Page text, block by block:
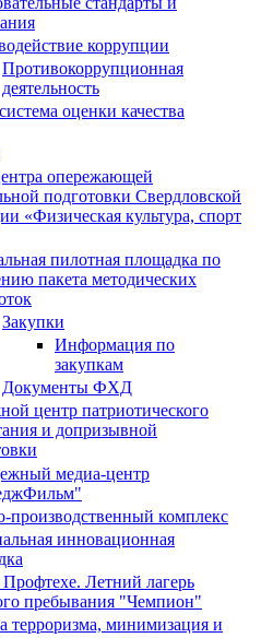
коррупции
Противокоррупционная
деятельность
оценки качества
опережающей
подготовки Свердловской
«Физическая культура, спорт
пилотная площадка по
пакета методических
Закупки
Информация по
закупкам
Документы ФХД
центр патриотического
и допризывной
медиа-центр
производственный комплекс
инновационная
Летний лагерь
пребывания "Чемпион"
терроризма, минимизация и